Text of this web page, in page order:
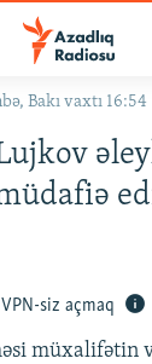
Bakı vaxtı 16:54
VPN-siz açmaq
müxalifətin